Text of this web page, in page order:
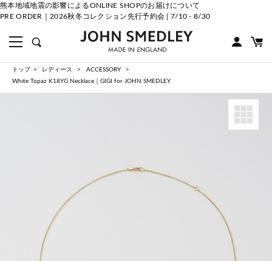
熊本地域地震の影響によるONLINE SHOPのお届けについて
PRE ORDER｜2026秋冬コレクション先行予約会 | 7/10 - 8/30
トップ レディース
ACCESSORY
White Topaz K18YG Necklace｜GIGI for JOHN SMEDLEY